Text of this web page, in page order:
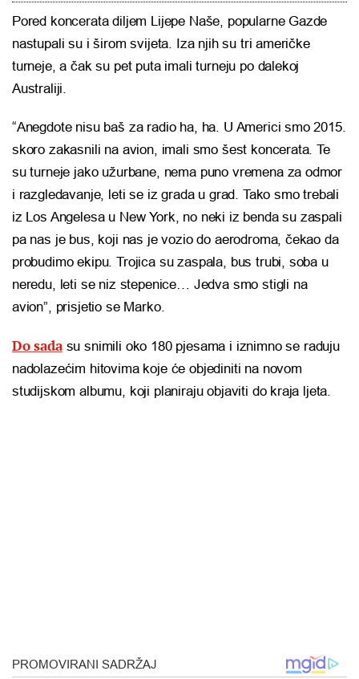
Pored koncerata diljem Lijepe Naše, popularne Gazde
nastupali su i širom svijeta. Iza njih su tri američke
turneje, a čak su pet puta imali turneju po dalekoj
Australiji.
“Anegdote nisu baš za radio ha, ha. U Americi smo 2015.
skoro zakasnili na avion, imali smo šest koncerata. Te
su turneje jako užurbane, nema puno vremena za odmor
i razgledavanje, leti se iz grada u grad. Tako smo trebali
iz Los Angelesa u New York, no neki iz benda su zaspali
pa nas je bus, koji nas je vozio do aerodroma, čekao da
probudimo ekipu. Trojica su zaspala, bus trubi, soba u
neredu, leti se niz stepenice… Jedva smo stigli na
avion”, prisjetio se Marko.
Do sadasu snimili oko 180 pjesama i iznimno se raduju
nadolazećim hitovima koje će objediniti na novom
studijskom albumu, koji planiraju objaviti do kraja ljeta.